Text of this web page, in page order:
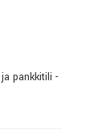
pankkitili -